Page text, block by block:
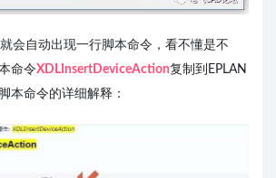
会自动出现一行脚本命令，看不懂是不
命令XDLInsertDeviceAction复制 到EPLAN
本命令的详细解释：